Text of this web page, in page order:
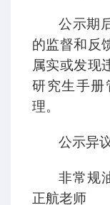
公示期
的监督和反
属实或发现
研究生手册
理。
公示异
非常规
正航老师